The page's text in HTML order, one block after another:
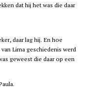
dat hij het was die daar
daar lag hij. En hoe
Lima geschiedenis werd
geweest die daar op een